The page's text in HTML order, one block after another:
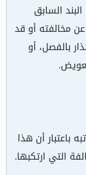
السابق
عن مخالفته أو قد
بالفصل، أو
باعتبار أن هذا
التي ارتكبها.